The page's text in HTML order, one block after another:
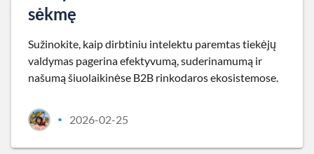
sėkmę
Sužinokite, kaip dirbtiniu intelektu paremtas tiekėjų
valdymas pagerina efektyvumą, suderinamumą ir
našumą šiuolaikinėse B2B rinkodaros ekosistemose.
• 2026-02-25